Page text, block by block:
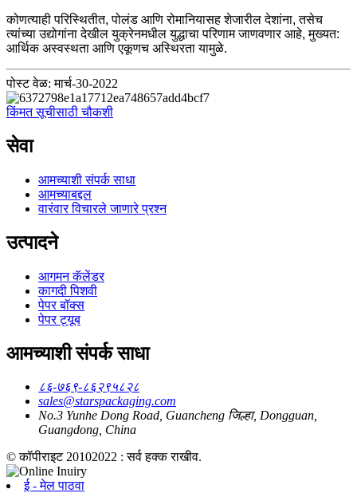
कोणत्याही परिस्थितीत, पोलंड आणि रोमानियासह शेजारील देशांना, तसेच
त्यांच्या उद्योगांना देखील युक्रेनमधील युद्धाचा परिणाम जाणवणार आहे, मुख्यत:
आर्थिक अस्वस्थता आणि एकूणच अस्थिरता यामुळे.
पोस्ट वेळ: मार्च-30-2022
किंमत सूचीसाठी चौकशी
सेवा
आमच्याशी संपर्क साधा
आमच्याबद्दल
वारंवार विचारले जाणारे प्रश्न
उत्पादने
आगमन कॅलेंडर
कागदी पिशवी
पेपर बॉक्स
पेपर ट्यूब
आमच्याशी संपर्क साधा
८६-७६९-८६२९५८२८
sales@starspackaging.com
No.3 Yunhe Dong Road, Guancheng जिल्हा, Dongguan,
Guangdong, China
© कॉपीराइट 20102022 : सर्व हक्क राखीव.
ई - मेल पाठवा